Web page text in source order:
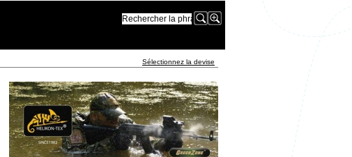
Sélectionnez la devise